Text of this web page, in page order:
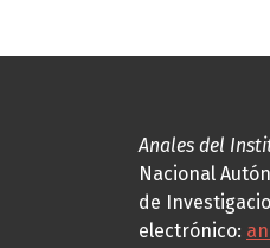
Anales del
Nacional
de
electrónico: